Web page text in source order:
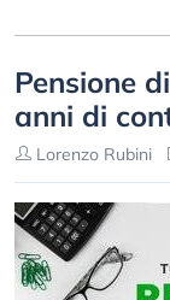
Pensione
anni di
Lorenzo Rubini